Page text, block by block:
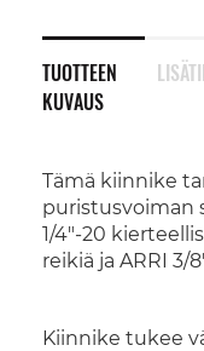
TUOTTEEN
KUVAUS
Tämä kiinnike
puristusvoiman
1/4"-20
reikiä ja ARRI 3/
Kiinnike tukee